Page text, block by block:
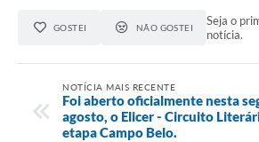
GOSTEI NÃO GOSTEI
Seja o
notícia.
NOTÍCIA MAIS RECENTE
Foi aberto oficialmente nesta
agosto, o Elicer - Circuito
etapa Campo Belo.